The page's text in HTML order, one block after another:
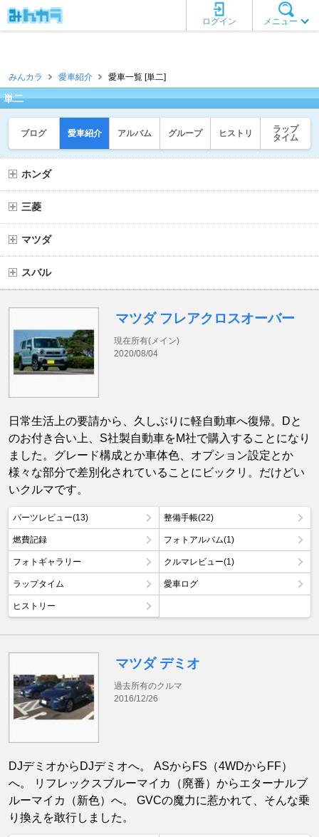
メニュー
ログイン
みんカラ 愛車紹介 愛車一覧 [単二]
単二
ブログ 愛車紹介 アルバム グループ ヒストリ
ラップ
タイム
ホンダ
三菱
マツダ
スバル
マツダ フレアクロスオーバー
現在所有(メイン)
2020/08/04
日常生活上の要請から、久しぶりに軽自動車へ復帰。Dと
のお付き合い上、S社製自動車をM社で購入することになり
ました。グレード構成とか車体色、オプション設定とか
様々な部分で差別化されていることにビックリ。だけどい
いクルマです。
パーツレビュー(13) 整備手帳(22)
燃費記録 フォトアルバム(1)
フォトギャラリー クルマレビュー(1)
ラップタイム 愛車ログ
ヒストリー
マツダ デミオ
過去所有のクルマ
2016/12/26
DJデミオからDJデミオへ。 ASからFS（4WDからFF）
へ。 リフレックスブルーマイカ（廃番）からエターナルブ
ルーマイカ（新色）へ。 GVCの魔力に惹かれて、そんな乗
り換えを敢行しました。